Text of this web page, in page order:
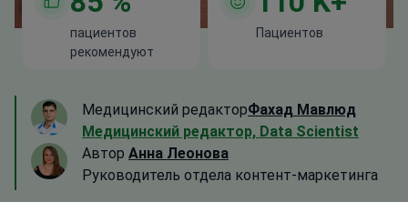
пациентов
рекомендуют
Пациентов
Медицинский редакторФахад Мавлюд
Медицинский редактор, Data Scientist
Автор Анна Леонова
Руководитель отдела контент-маркетинга